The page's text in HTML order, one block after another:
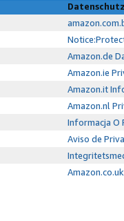
Amazon.de
Amazon.ie
Amazon.it
Amazon.nl
Informacja O
Aviso de